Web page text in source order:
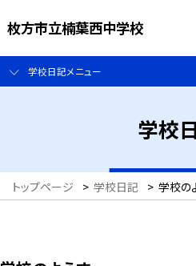
枚方市立楠葉西中学校
学校日記メニュー
学校
トップページ > 学校日記 > 学校の